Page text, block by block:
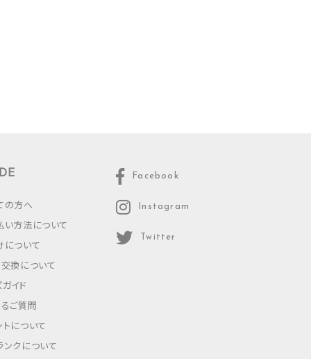
の方へ
い方法について
について
交換について
イド
ご質問
トについて
ンクについて
Facebook
Instagram
Twitter